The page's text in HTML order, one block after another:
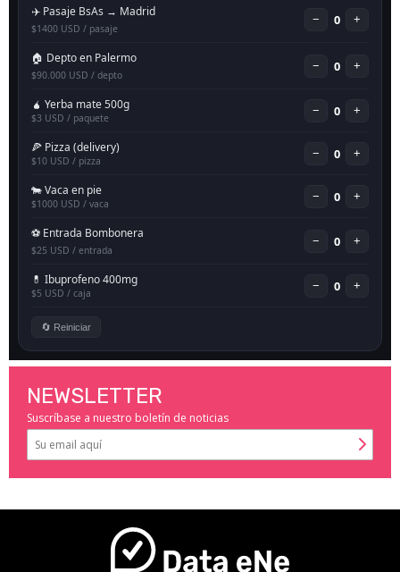
NEWSLETTER
Suscríbase a nuestro boletín de noticias